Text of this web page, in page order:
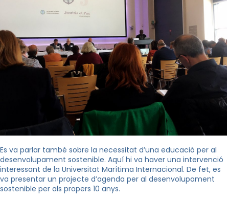
Es va parlar també sobre la necessitat d’una educació per al
desenvolupament sostenible. Aquí hi va haver una intervenció
interessant de la Universitat Marítima Internacional. De fet, es
va presentar un projecte d’agenda per al desenvolupament
sostenible per als propers 10 anys.